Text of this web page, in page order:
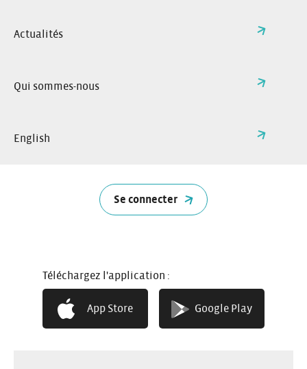
Actualités
Qui sommes-nous
English
Se connecter
Téléchargez l'application :
App Store Google Play
Grand coffre